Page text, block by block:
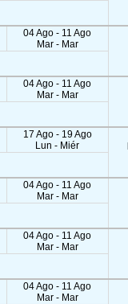
04 Ago - 11 Ago
Mar - Mar
04 Ago - 11 Ago
Mar - Mar
17 Ago - 19 Ago
Lun - Miér
04 Ago - 11 Ago
Mar - Mar
04 Ago - 11 Ago
Mar - Mar
04 Ago - 11 Ago
Mar - Mar